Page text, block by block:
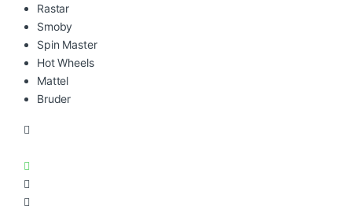
Rastar
Smoby
Spin Master
Hot Wheels
Mattel
Bruder